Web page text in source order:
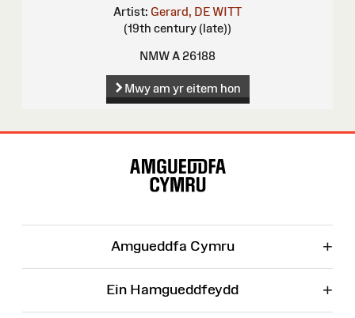
Artist: Gerard, DE WITT
(19th century (late))
NMW A 26188
Mwy am yr eitem hon
Amgueddfa Cymru +
Ein Hamgueddfeydd +